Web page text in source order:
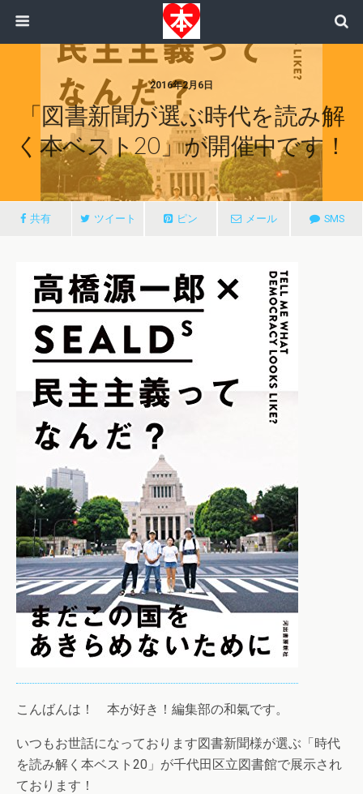
2016年2月6日
「図書新聞が選ぶ時代を読み解
く本ベスト20」が開催中です！
共有 ツイート ピン メール SMS
こんばんは！ 本が好き！編集部の和氣です。
いつもお世話になっております図書新聞様が選ぶ「時代
を読み解く本ベスト20」が千代田区立図書館で展示され
ております！